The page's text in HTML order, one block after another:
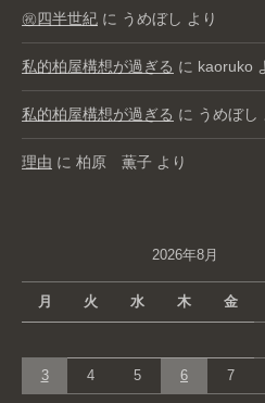
㊗️四半世紀 に うめぼし より
私的柏屋構想が過ぎる に kaoruko
私的柏屋構想が過ぎる に うめぼし
理由 に 柏原 薫子 より
2026年8月
月 火 水 木 金
3 4 5 6 7